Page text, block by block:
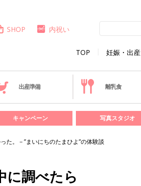
TOP 妊娠・出産
SHOP 内祝い
出産準備 離乳食
キャンペーン 写真スタジオ
た。－”まいにちのたまひよ”の体験談
に調べたら